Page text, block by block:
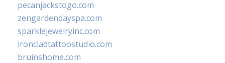
pecanjackstogo.com
zengardendayspa.com
sparklejewelryinc.com
ironcladtattoostudio.com
bruinshome.com